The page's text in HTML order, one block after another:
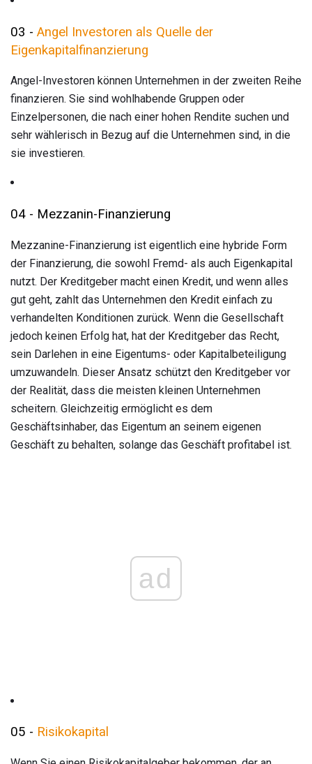
03 - Angel Investoren als Quelle der
Eigenkapitalfinanzierung
Angel-Investoren können Unternehmen in der zweiten Reihe
finanzieren. Sie sind wohlhabende Gruppen oder
Einzelpersonen, die nach einer hohen Rendite suchen und
sehr wählerisch in Bezug auf die Unternehmen sind, in die
sie investieren.
04 - Mezzanin-Finanzierung
Mezzanine-Finanzierung ist eigentlich eine hybride Form
der Finanzierung, die sowohl Fremd- als auch Eigenkapital
nutzt. Der Kreditgeber macht einen Kredit, und wenn alles
gut geht, zahlt das Unternehmen den Kredit einfach zu
verhandelten Konditionen zurück. Wenn die Gesellschaft
jedoch keinen Erfolg hat, hat der Kreditgeber das Recht,
sein Darlehen in eine Eigentums- oder Kapitalbeteiligung
umzuwandeln. Dieser Ansatz schützt den Kreditgeber vor
der Realität, dass die meisten kleinen Unternehmen
scheitern. Gleichzeitig ermöglicht es dem
Geschäftsinhaber, das Eigentum an seinem eigenen
Geschäft zu behalten, solange das Geschäft profitabel ist.
ad
05 - Risikokapital